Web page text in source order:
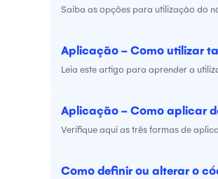
Saiba as opções para utilização do
Aplicação - Como utilizar
Leia este artigo para aprender a
Aplicação - Como aplicar
Verifique aqui as três formas de
Como definir ou alterar o